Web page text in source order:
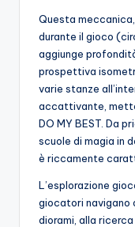
Questa
durante il gioco
aggiunge
prospettiva
varie stanze
accattivante,
DO MY BEST. Da
scuole di magia in
è riccamente
L’esplorazione
giocatori navigano
diorami, alla